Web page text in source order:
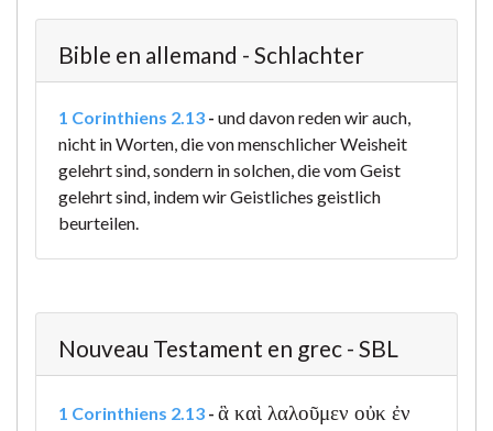
Bible en allemand - Schlachter
1 Corinthiens 2.13 - und davon reden wir auch,
nicht in Worten, die von menschlicher Weisheit
gelehrt sind, sondern in solchen, die vom Geist
gelehrt sind, indem wir Geistliches geistlich
beurteilen.
Nouveau Testament en grec - SBL
1 Corinthiens 2.13 - ἃ καὶ λαλοῦμεν οὐκ ἐν